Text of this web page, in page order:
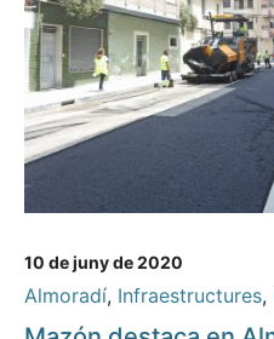
10 de juny de 2020
Almoradí, Infraestructures,